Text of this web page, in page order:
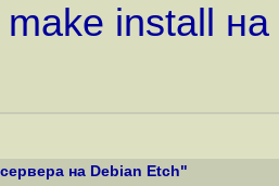
install
на Debian Etch"